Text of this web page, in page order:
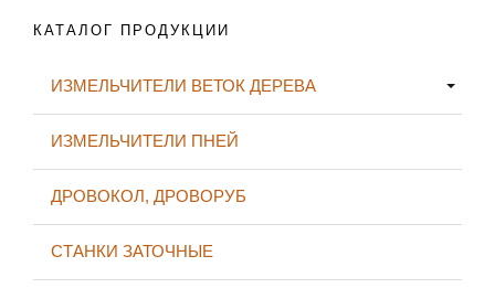
КАТАЛОГ ПРОДУКЦИИ
ИЗМЕЛЬЧИТЕЛИ ВЕТОК ДЕРЕВА
ИЗМЕЛЬЧИТЕЛИ ПНЕЙ
ДРОВОКОЛ, ДРОВОРУБ
СТАНКИ ЗАТОЧНЫЕ